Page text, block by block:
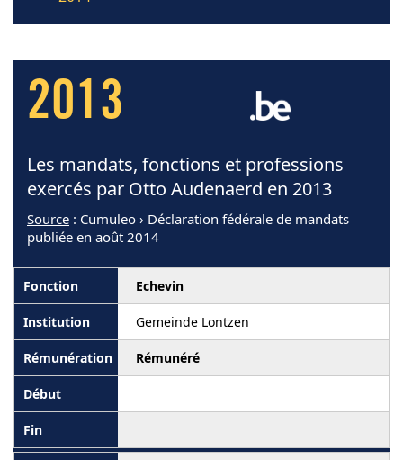
2013
Les mandats, fonctions et professions
exercés par Otto Audenaerd en 2013
Source : Cumuleo › Déclaration fédérale de mandats
publiée en août 2014
Echevin
Gemeinde Lontzen
Rémunéré